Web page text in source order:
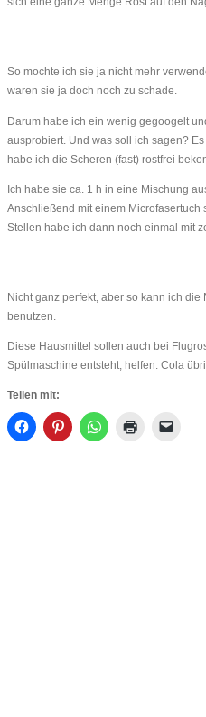
So mochte ich sie ja nicht mehr
waren sie ja doch noch zu schade.
Darum habe ich ein wenig gegoogelt
ausprobiert. Und was soll ich sagen?
habe ich die Scheren (fast) rostfrei
Ich habe sie ca. 1 h in eine Mischung
Anschließend mit einem
Stellen habe ich dann noch einmal mit
Nicht ganz perfekt, aber so kann ich
benutzen.
Diese Hausmittel sollen auch bei
Spülmaschine entsteht, helfen. Cola
Teilen mit: